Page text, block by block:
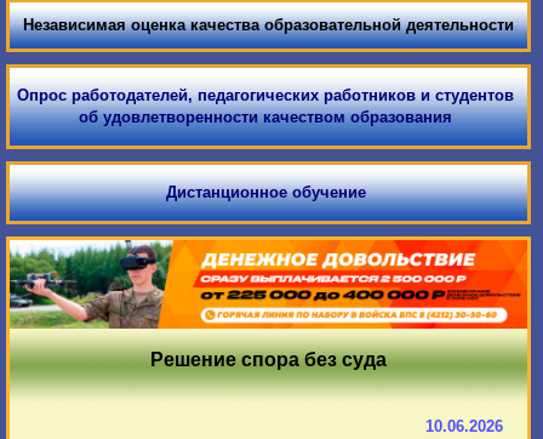
Независимая оценка качества образовательной деятельности
Опрос работодателей, педагогических работников и студентов
об удовлетворенности качеством образования
Дистанционное обучение
Решение спора без суда
10.06.2026